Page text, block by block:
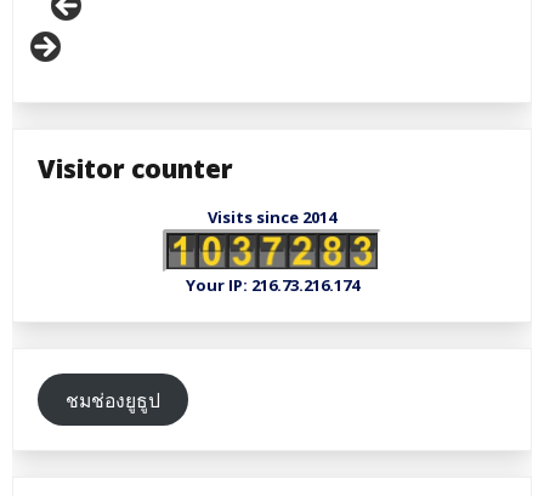
Visitor counter
Visits since 2014
Your IP: 216.73.216.174
ชมช่องยูธูป